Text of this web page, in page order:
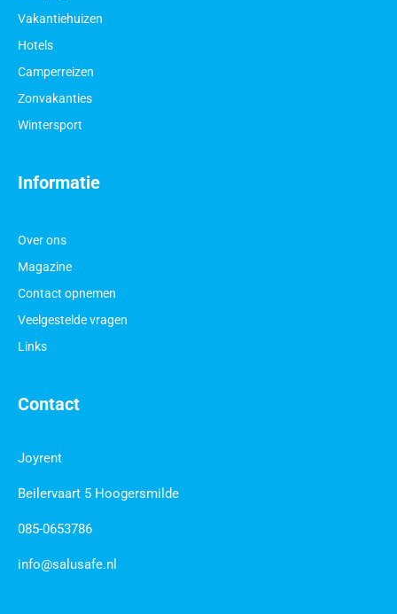
Contact
Joyrent
Beilervaart 5 Hoogersmilde
085-0653786
info@salusafe.nl
Informatie
Over ons
Magazine
Contact opnemen
Veelgestelde vragen
Links
Vakantiehuizen
Hotels
Camperreizen
Zonvakanties
Wintersport